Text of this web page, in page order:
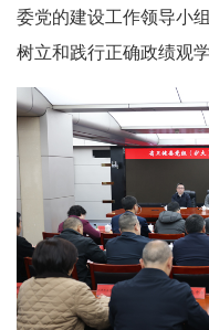
委党的建设工作领导小
树立和践行正确政绩观